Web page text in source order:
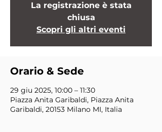
La registrazione è stata
chiusa
Scopri gli altri eventi
Orario & Sede
29 giu 2025, 10:00 – 11:30
Piazza Anita Garibaldi, Piazza Anita
Garibaldi, 20153 Milano MI, Italia